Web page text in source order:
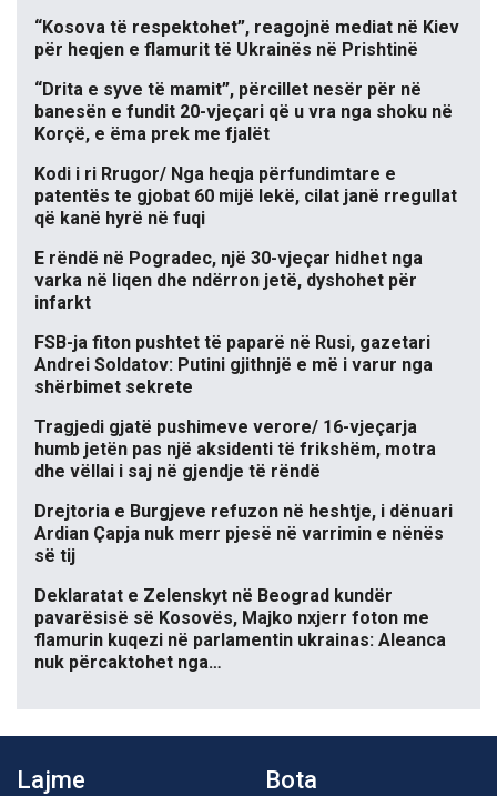
“Kosova të respektohet”, reagojnë mediat në Kiev
për heqjen e flamurit të Ukrainës në Prishtinë
“Drita e syve të mamit”, përcillet nesër për në
banesën e fundit 20-vjeçari që u vra nga shoku në
Korçë, e ëma prek me fjalët
Kodi i ri Rrugor/ Nga heqja përfundimtare e
patentës te gjobat 60 mijë lekë, cilat janë rregullat
që kanë hyrë në fuqi
E rëndë në Pogradec, një 30-vjeçar hidhet nga
varka në liqen dhe ndërron jetë, dyshohet për
infarkt
FSB-ja fiton pushtet të paparë në Rusi, gazetari
Andrei Soldatov: Putini gjithnjë e më i varur nga
shërbimet sekrete
Tragjedi gjatë pushimeve verore/ 16-vjeçarja
humb jetën pas një aksidenti të frikshëm, motra
dhe vëllai i saj në gjendje të rëndë
Drejtoria e Burgjeve refuzon në heshtje, i dënuari
Ardian Çapja nuk merr pjesë në varrimin e nënës
së tij
Deklaratat e Zelenskyt në Beograd kundër
pavarësisë së Kosovës, Majko nxjerr foton me
flamurin kuqezi në parlamentin ukrainas: Aleanca
nuk përcaktohet nga…
Lajme Bota